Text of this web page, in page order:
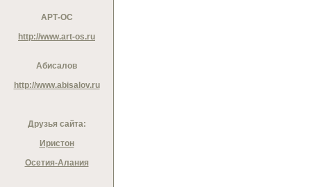
АРТ-ОС
http://www.art-os.ru
Абисалов
http://www.abisalov.ru
Друзья сайта:
Иристон
Осетия-Алания